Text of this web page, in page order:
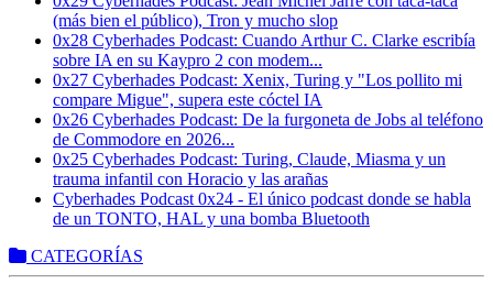
(más bien el público), Tron y mucho slop
0x28 Cyberhades Podcast: Cuando Arthur C. Clarke escribía
sobre IA en su Kaypro 2 con modem...
0x27 Cyberhades Podcast: Xenix, Turing y "Los pollito mi
compare Migue", supera este cóctel IA
0x26 Cyberhades Podcast: De la furgoneta de Jobs al teléfono
de Commodore en 2026...
0x25 Cyberhades Podcast: Turing, Claude, Miasma y un
trauma infantil con Horacio y las arañas
Cyberhades Podcast 0x24 - El único podcast donde se habla
de un TONTO, HAL y una bomba Bluetooth
CATEGORÍAS